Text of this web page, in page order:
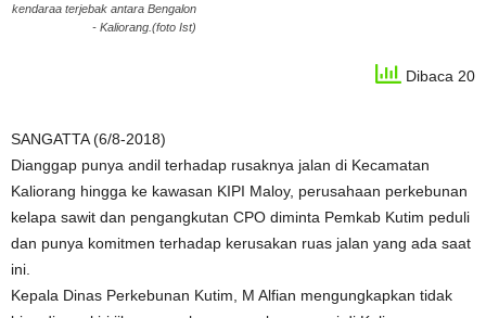
kendaraa terjebak antara Bengalon
- Kaliorang.(foto Ist)
Dibaca 20
SANGATTA (6/8-2018)
Dianggap punya andil terhadap rusaknya jalan di Kecamatan
Kaliorang hingga ke kawasan KIPI Maloy, perusahaan perkebunan
kelapa sawit dan pengangkutan CPO diminta Pemkab Kutim peduli
dan punya komitmen terhadap kerusakan ruas jalan yang ada saat
ini.
Kepala Dinas Perkebunan Kutim, M Alfian mengungkapkan tidak